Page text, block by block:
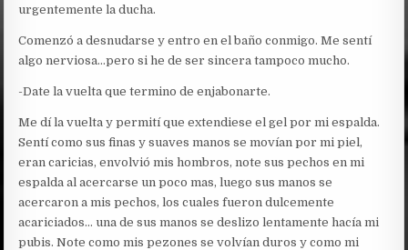
urgentemente la ducha.
Comenzó a desnudarse y entro en el baño conmigo. Me sentí
algo nerviosa…pero si he de ser sincera tampoco mucho.
-Date la vuelta que termino de enjabonarte.
Me dí la vuelta y permití que extendiese el gel por mi espalda.
Sentí como sus finas y suaves manos se movían por mi piel,
eran caricias, envolvió mis hombros, note sus pechos en mi
espalda al acercarse un poco mas, luego sus manos se
acercaron a mis pechos, los cuales fueron dulcemente
acariciados… una de sus manos se deslizo lentamente hacía mi
pubis. Note como mis pezones se volvían duros y como mi